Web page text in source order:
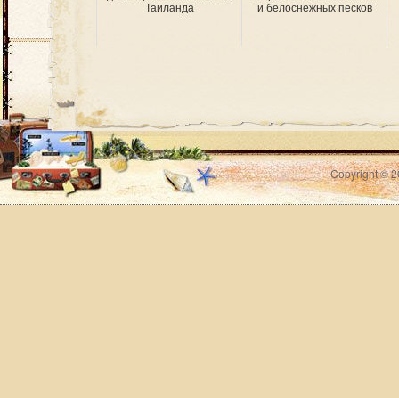
Таиланда
и белоснежных песков
Copyright ©